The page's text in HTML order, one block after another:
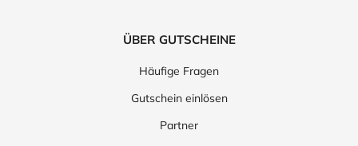
ÜBER GUTSCHEINE
Häufige Fragen
Gutschein einlösen
Partner